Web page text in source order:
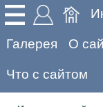
Галерея О
Что с сайтом